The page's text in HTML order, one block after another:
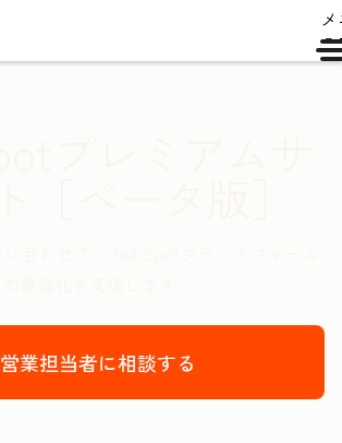
営業担当者に相談する